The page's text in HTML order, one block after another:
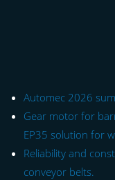
Automec 2026
Gear motor for
EP35 solution for
Reliability and
conveyor belts.